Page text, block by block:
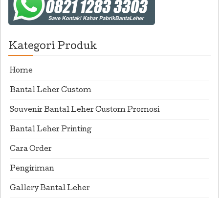
Kategori Produk
Home
Bantal Leher Custom
Souvenir Bantal Leher Custom Promosi
Bantal Leher Printing
Cara Order
Pengiriman
Gallery Bantal Leher